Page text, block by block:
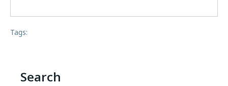
Tags:
Search